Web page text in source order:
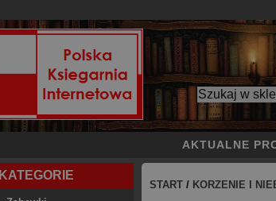
AKTUALNE
KATEGORIE
START / KORZENIE I